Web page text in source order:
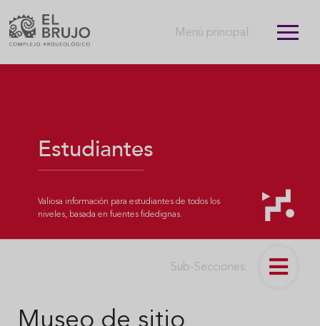
Menú principal :
Estudiantes
Valiosa información para estudiantes de todos los
niveles, basada en fuentes fidedignas.
Sub-Secciones: